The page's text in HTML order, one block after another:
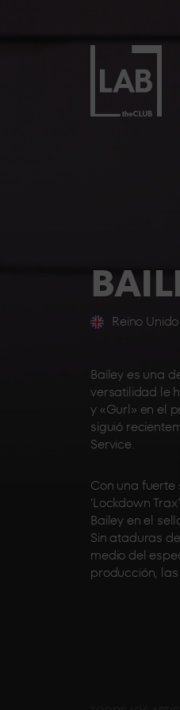
Reino Unido
Bailey es una
versatilidad le
y «Gurl» en el
siguió
Service.
Con una
‘Lockdown
Bailey en el
Sin ataduras
medio del
producción,